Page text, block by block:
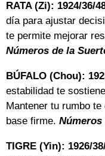
RATA (Zi): 1924/36/
día para ajustar
te permite mejorar
Números de la
BÚFALO (Chou):
estabilidad te
Mantener tu rumbo
base firme. Números
TIGRE (Yin): 1926/